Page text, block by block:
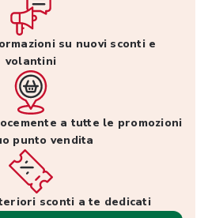
su nuovi sconti e
volantini
a tutte le promozioni
punto vendita
sconti a te dedicati